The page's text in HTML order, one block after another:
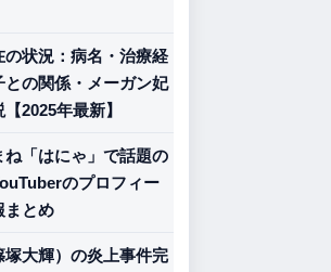
状況：病名・治療経
の関係・メーガン妃
2025年最新】
「はにゃ」で話題の
のプロフィー
まとめ
大輝）の炎上事件完